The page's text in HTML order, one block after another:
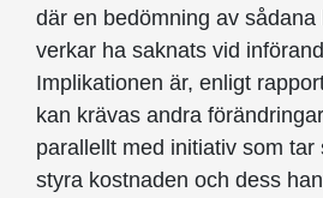
där en bedömning av sådana
verkar ha saknats vid
Implikationen är, enligt
kan krävas andra
parallellt med initiativ som tar
styra kostnaden och dess